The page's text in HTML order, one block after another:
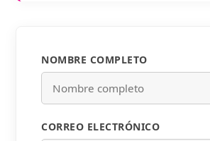
NOMBRE COMPLETO
CORREO ELECTRÓNICO